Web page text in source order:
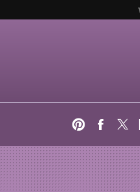
Pinterest